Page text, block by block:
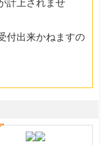
計上されませ
付出来かねますの